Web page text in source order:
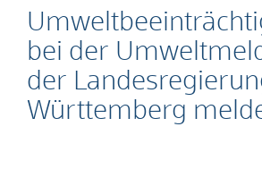
bei der
der
Württemberg